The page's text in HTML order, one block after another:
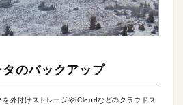
タのバックアップ
外付けストレージやiCloudなどのクラウドス